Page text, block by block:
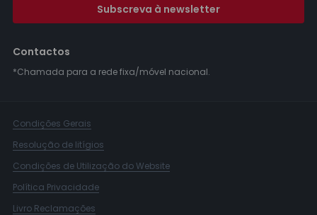
Subscreva à newsletter
Contactos
*Chamada para a rede fixa/móvel nacional.
Condições Gerais
Resolução de litígios
Condições de Utilização do Website
Política Privacidade
Livro Reclamações